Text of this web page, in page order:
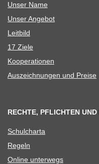
Unser Name
Unser Ange­bot
Leit­bild
17 Ziele
Koope­ra­tio­nen
Aus­zeich­nun­gen und Preise
RECHTE, PFLICHTEN UND
Schul­charta
Regeln
Online unter­wegs